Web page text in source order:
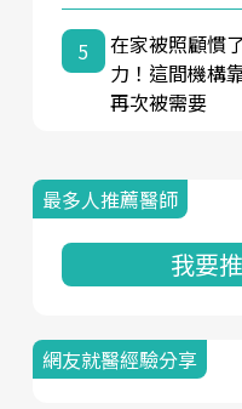
5
在家被照顧慣
力！這間機構
再次被需要
最多人推薦醫師
我要
網友就醫經驗分享